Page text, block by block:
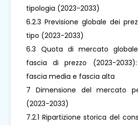
tipologia (2023-2033)
6.2.3 Previsione globale dei
tipo (2023-2033)
6.3 Quota di mercato
fascia di prezzo (2023-
fascia media e fascia alta
7 Dimensione del mercato
(2023-2033)
7.2.1 Ripartizione storica del